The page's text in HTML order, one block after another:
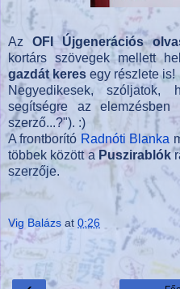
Az OFI Újgenerációs
kortárs szövegek mellett
gazdát keres egy részlete is!
Negyedikesek,
segítségre az
szerző...?"). :)
A frontborító Radnóti Blanka
többek között a Puszirablók
szerzője.
Vig Balázs at 0:26